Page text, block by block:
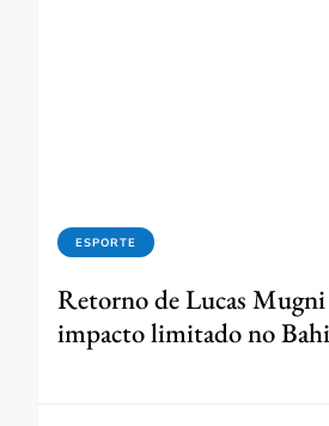
ESPORTE
Retorno de Lucas Mugni
impacto limitado no